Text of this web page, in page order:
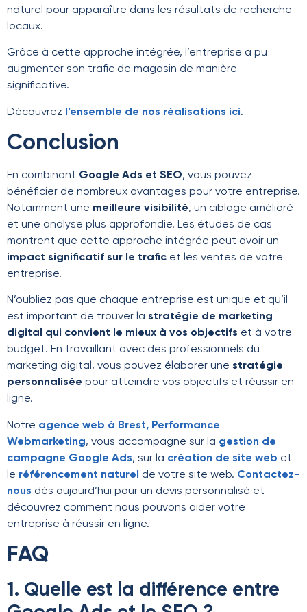
naturel pour apparaître dans les résultats de recherche
locaux.
Grâce à cette approche intégrée, l’entreprise a pu
augmenter son trafic de magasin de manière
significative.
Découvrez l’ensemble de nos réalisations ici.
Conclusion
En combinant Google Ads et SEO, vous pouvez
bénéficier de nombreux avantages pour votre entreprise.
Notamment une meilleure visibilité, un ciblage amélioré
et une analyse plus approfondie. Les études de cas
montrent que cette approche intégrée peut avoir un
impact significatif sur le trafic et les ventes de votre
entreprise.
N’oubliez pas que chaque entreprise est unique et qu’il
est important de trouver la stratégie de marketing
digital qui convient le mieux à vos objectifs et à votre
budget. En travaillant avec des professionnels du
marketing digital, vous pouvez élaborer une stratégie
personnalisée pour atteindre vos objectifs et réussir en
ligne.
Notre agence web à Brest, Performance
Webmarketing, vous accompagne sur la gestion de
campagne Google Ads, sur la création de site web et
le référencement naturel de votre site web. Contactez-
nous dès aujourd’hui pour un devis personnalisé et
découvrez comment nous pouvons aider votre
entreprise à réussir en ligne.
FAQ
1. Quelle est la différence entre